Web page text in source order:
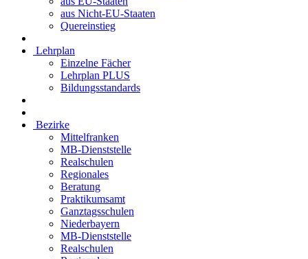
aus Nicht-EU-Staaten
Quereinstieg
Lehrplan
Einzelne Fächer
Lehrplan PLUS
Bildungsstandards
Bezirke
Mittelfranken
MB-Dienststelle
Realschulen
Regionales
Beratung
Praktikumsamt
Ganztagsschulen
Niederbayern
MB-Dienststelle
Realschulen